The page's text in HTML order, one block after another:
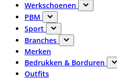
Werkschoenen
PBM
Sport
Branches
Merken
Bedrukken & Borduren
Outfits